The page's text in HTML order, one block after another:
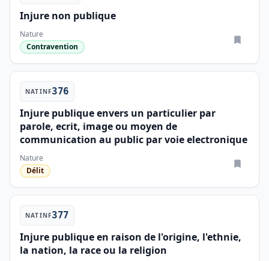
Injure non publique
Nature
Contravention
NATINF376
Injure publique envers un particulier par
parole, ecrit, image ou moyen de
communication au public par voie electronique
Nature
Délit
NATINF377
Injure publique en raison de l'origine, l'ethnie,
la nation, la race ou la religion